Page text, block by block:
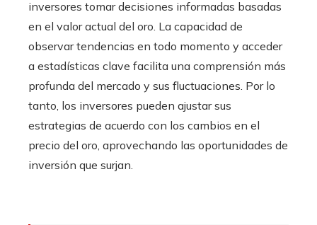
inversores tomar decisiones informadas basadas
en el valor actual del oro. La capacidad de
observar tendencias en todo momento y acceder
a estadísticas clave facilita una comprensión más
profunda del mercado y sus fluctuaciones. Por lo
tanto, los inversores pueden ajustar sus
estrategias de acuerdo con los cambios en el
precio del oro, aprovechando las oportunidades de
inversión que surjan.